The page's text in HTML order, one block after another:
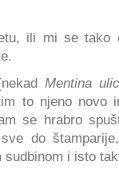
ili mi se tako
Mentina
to njeno novo
se hrabro
do
i isto